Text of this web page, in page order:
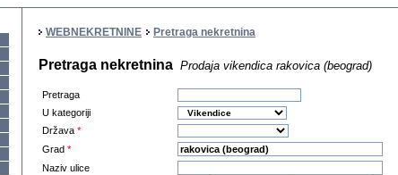
WEBNEKRETNINE Pretraga nekretnina
Pretraga nekretnina Prodaja vikendica rakovica (beograd)
Pretraga
U kategoriji
Država *
Grad *
Naziv ulice